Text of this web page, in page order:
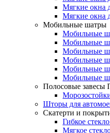
Мягкие окна
Мягкие окна
Мобильные шатры
Мобильные
Мобильные
Мобильные
Мобильные
Мобильные
Мобильные
Полосовые
Шторы для
Скатерти и
Гибкое
Мягкое